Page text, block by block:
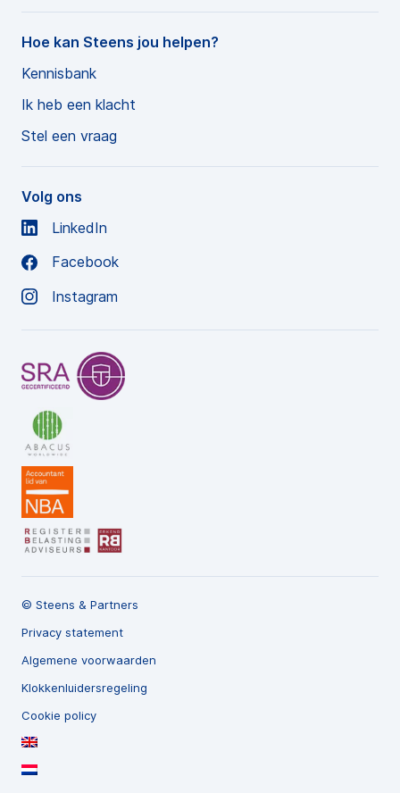
Hoe kan Steens jou helpen?
Kennisbank
Ik heb een klacht
Stel een vraag
Volg ons
LinkedIn
Facebook
Instagram
© Steens & Partners
Privacy statement
Algemene voorwaarden
Klokkenluidersregeling
Cookie policy